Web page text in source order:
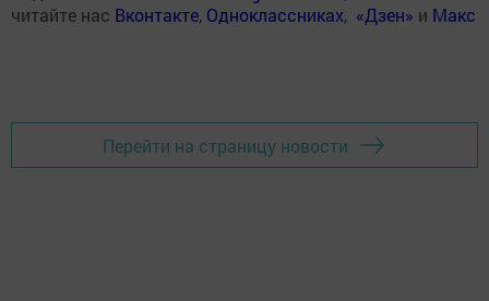
читайте нас Вконтакте, Одноклассниках, «Дзен» и Макс
Перейти на страницу новости